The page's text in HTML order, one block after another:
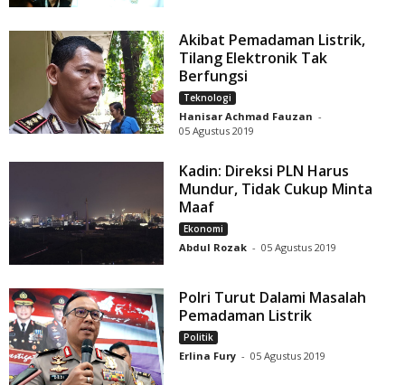
Akibat Pemadaman Listrik,
Tilang Elektronik Tak
Berfungsi
Teknologi
Hanisar Achmad Fauzan -
05 Agustus 2019
Kadin: Direksi PLN Harus
Mundur, Tidak Cukup Minta
Maaf
Ekonomi
Abdul Rozak - 05 Agustus 2019
Polri Turut Dalami Masalah
Pemadaman Listrik
Politik
Erlina Fury - 05 Agustus 2019